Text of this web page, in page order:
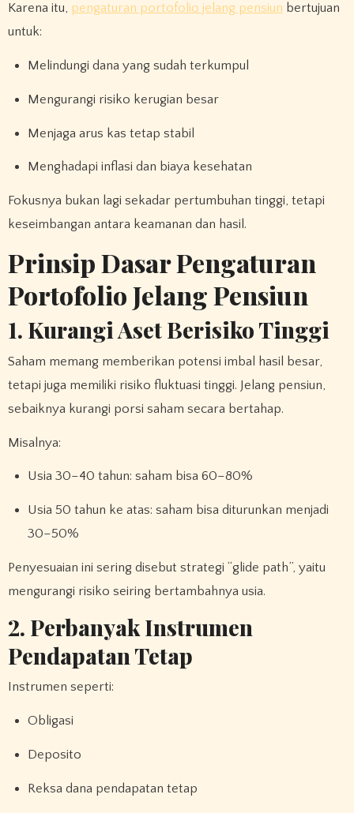
Karena itu, pengaturan portofolio jelang pensiun bertujuan
untuk:
Melindungi dana yang sudah terkumpul
Mengurangi risiko kerugian besar
Menjaga arus kas tetap stabil
Menghadapi inflasi dan biaya kesehatan
Fokusnya bukan lagi sekadar pertumbuhan tinggi, tetapi
keseimbangan antara keamanan dan hasil.
Prinsip Dasar Pengaturan
Portofolio Jelang Pensiun
1. Kurangi Aset Berisiko Tinggi
Saham memang memberikan potensi imbal hasil besar,
tetapi juga memiliki risiko fluktuasi tinggi. Jelang pensiun,
sebaiknya kurangi porsi saham secara bertahap.
Misalnya:
Usia 30–40 tahun: saham bisa 60–80%
Usia 50 tahun ke atas: saham bisa diturunkan menjadi
30–50%
Penyesuaian ini sering disebut strategi “glide path”, yaitu
mengurangi risiko seiring bertambahnya usia.
2. Perbanyak Instrumen
Pendapatan Tetap
Instrumen seperti:
Obligasi
Deposito
Reksa dana pendapatan tetap